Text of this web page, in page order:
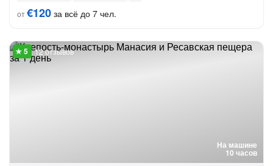
от€120 за всё до 7 чел.
На машине
10 часов
12 отзывов